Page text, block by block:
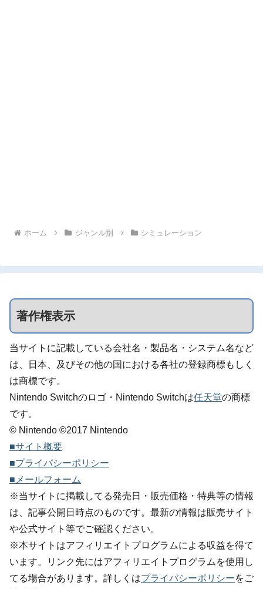
ホーム ジャンル別 シミュレーション
著作権表示
当サイトに記載している会社名・製品名・システム名など
は、日本、及びその他の国における各社の登録商標もしく
は商標です。
Nintendo Switchのロゴ・Nintendo Switchは任天堂の商標
です。
© Nintendo ©2017 Nintendo
■サイト概要
■プライバシーポリシー
■メールフォーム
※当サイトに掲載してる発売日・販売価格・特典等の情報
は、記事公開日時点のものです。最新の情報は販売サイト
や公式サイト等でご確認ください。
※本サイトはアフィリエイトプログラムによる収益を得て
います。リンク先にはアフィリエイトプログラムを使用し
てる場合があります。詳しくはプライバシーポリシーをご